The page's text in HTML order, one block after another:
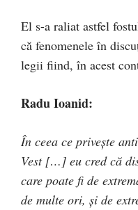
El s-a raliat astfel
că fenomenele în
legii fiind, în acest
Radu Ioanid:
În ceea ce privește
Vest […] eu cred că
care poate fi de
de multe ori, și de